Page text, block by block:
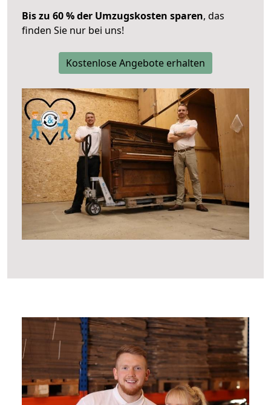
Bis zu 60 % der Umzugskosten sparen, das
finden Sie nur bei uns!
Kostenlose Angebote erhalten